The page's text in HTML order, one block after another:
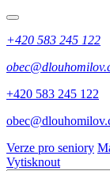
+420 583 245 122
+420 583 245 122
Verze pro seniory
Vytisknout